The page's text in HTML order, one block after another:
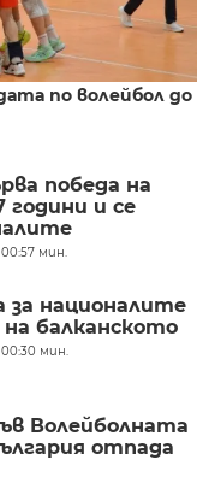
по волейбол до
победа на
години и се
мин.
за националите
на балканското
мин.
Волейболната
отпада